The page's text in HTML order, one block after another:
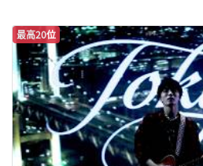
最高20位